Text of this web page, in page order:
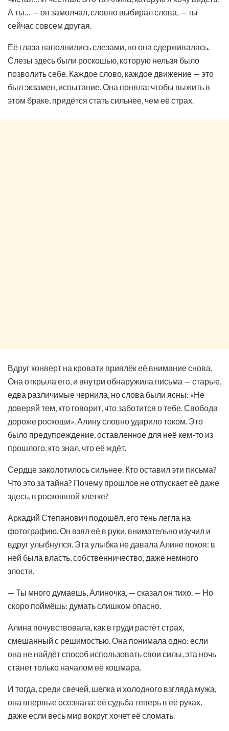
А ты… — он замолчал, словно выбирал слова, — ты
сейчас совсем другая.
Её глаза наполнились слезами, но она сдерживалась.
Слезы здесь были роскошью, которую нельзя было
позволить себе. Каждое слово, каждое движение — это
был экзамен, испытание. Она поняла: чтобы выжить в
этом браке, придётся стать сильнее, чем её страх.
Вдруг конверт на кровати привлёк её внимание снова.
Она открыла его, и внутри обнаружила письма — старые,
едва различимые чернила, но слова были ясны: «Не
доверяй тем, кто говорит, что заботится о тебе. Свобода
дороже роскоши». Алину словно ударило током. Это
было предупреждение, оставленное для неё кем-то из
прошлого, кто знал, что её ждёт.
Сердце заколотилось сильнее. Кто оставил эти письма?
Что это за тайна? Почему прошлое не отпускает её даже
здесь, в роскошной клетке?
Аркадий Степанович подошёл, его тень легла на
фотографию. Он взял её в руки, внимательно изучил и
вдруг улыбнулся. Эта улыбка не давала Алине покоя: в
ней была власть, собственничество, даже немного
злости.
— Ты много думаешь, Алиночка, — сказал он тихо. — Но
скоро поймёшь: думать слишком опасно.
Алина почувствовала, как в груди растёт страх,
смешанный с решимостью. Она понимала одно: если
она не найдёт способ использовать свои силы, эта ночь
станет только началом её кошмара.
И тогда, среди свечей, шелка и холодного взгляда мужа,
она впервые осознала: её судьба теперь в её руках,
даже если весь мир вокруг хочет её сломать.